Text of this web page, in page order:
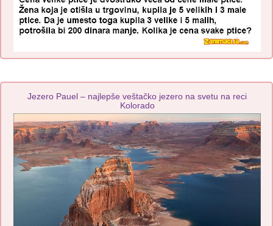
Jezero Pauel – najlepše veštačko jezero na svetu na reci
Kolorado